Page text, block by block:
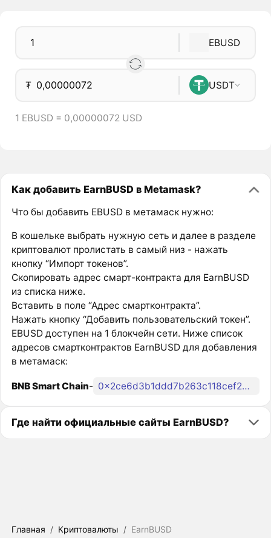
EBUSD
₮ USDT
1 EBUSD = 0,00000072 USD
Как добавить EarnBUSD в Metamask?
Что бы добавить EBUSD в метамаск нужно:
В кошельке выбрать нужную сеть и далее в разделе
криптовалют пролистать в самый низ - нажать
кнопку “Импорт токенов”.
Скопировать адрес смарт-контракта для EarnBUSD
из списка ниже.
Вставить в поле “Адрес смартконтракта”.
Нажать кнопку “Добавить пользовательский токен”.
EBUSD доступен на 1 блокчейн сети. Ниже список
адресов смартконтрактов EarnBUSD для добавления
в метамаск:
BNB Smart Chain- 0x2ce6d3b1ddd7b263c118cef2e50b03ea2a28ec0d
Где найти официальные сайты EarnBUSD?
Главная / Криптовалюты / EarnBUSD